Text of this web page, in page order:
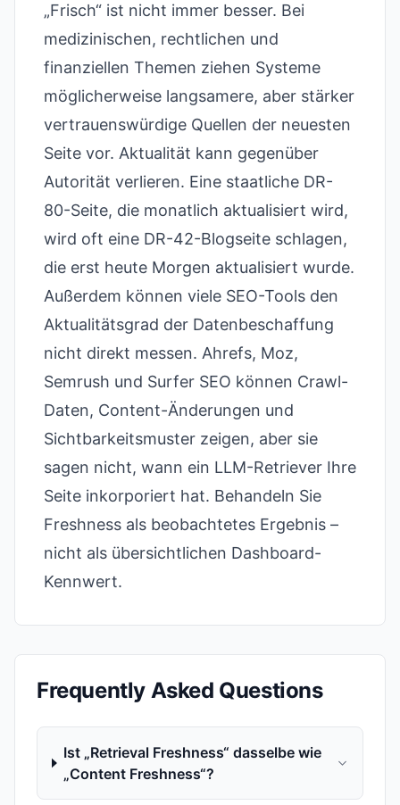
„Frisch“ ist nicht immer besser. Bei
medizinischen, rechtlichen und
finanziellen Themen ziehen Systeme
möglicherweise langsamere, aber stärker
vertrauenswürdige Quellen der neuesten
Seite vor. Aktualität kann gegenüber
Autorität verlieren. Eine staatliche DR-
80-Seite, die monatlich aktualisiert wird,
wird oft eine DR-42-Blogseite schlagen,
die erst heute Morgen aktualisiert wurde.
Außerdem können viele SEO-Tools den
Aktualitätsgrad der Datenbeschaffung
nicht direkt messen. Ahrefs, Moz,
Semrush und Surfer SEO können Crawl-
Daten, Content-Änderungen und
Sichtbarkeitsmuster zeigen, aber sie
sagen nicht, wann ein LLM-Retriever Ihre
Seite inkorporiert hat. Behandeln Sie
Freshness als beobachtetes Ergebnis –
nicht als übersichtlichen Dashboard-
Kennwert.
Frequently Asked Questions
Ist „Retrieval Freshness“ dasselbe wie
„Content Freshness“?